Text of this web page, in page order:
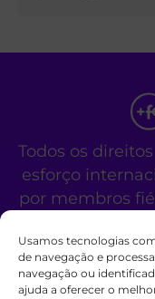
Usamos tecnologias
de navegação e
navegação ou
ajuda a oferecer o
Todos os
esforço
por membros
Este site não é
Fale